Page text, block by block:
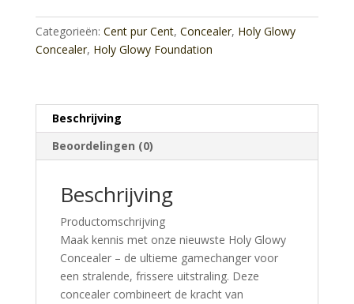
Categorieën: Cent pur Cent, Concealer, Holy Glowy
Concealer, Holy Glowy Foundation
Beschrijving
Beoordelingen (0)
Beschrijving
Productomschrijving
Maak kennis met onze nieuwste Holy Glowy
Concealer – de ultieme gamechanger voor
een stralende, frissere uitstraling. Deze
concealer combineert de kracht van